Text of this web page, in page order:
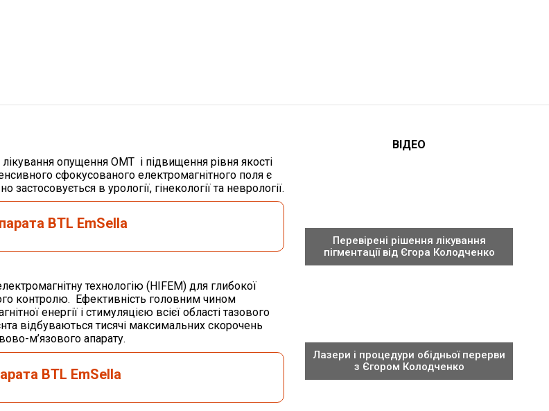
опущення ОМТ і підвищення рівня якості
сфокусованого електромагнітного поля є
в урології, гінекології та неврології.
BTL EmSella
технологію (HIFEM) для глибокої
контролю. Ефективність головним чином
енергії і стимуляцією всієї області тазового
відбуваються тисячі максимальних скорочень
м’язового апарату.
BTL EmSella
ВІДЕО
Перевірені рішення лікування
пігментації від Єгора Колодченко
Лазери і процедури обідньої перерви
з Єгором Колодченко